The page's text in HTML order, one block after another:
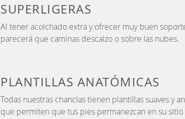
SUPERLIGERAS
Al tener acolchado extra y ofrecer muy buen
parecerá que caminas descalzo o sobre las nubes.
PLANTILLAS ANATÓMICAS
Todas nuestras chanclas tienen plantillas suaves y
que permiten que tus pies permanezcan en su sitio